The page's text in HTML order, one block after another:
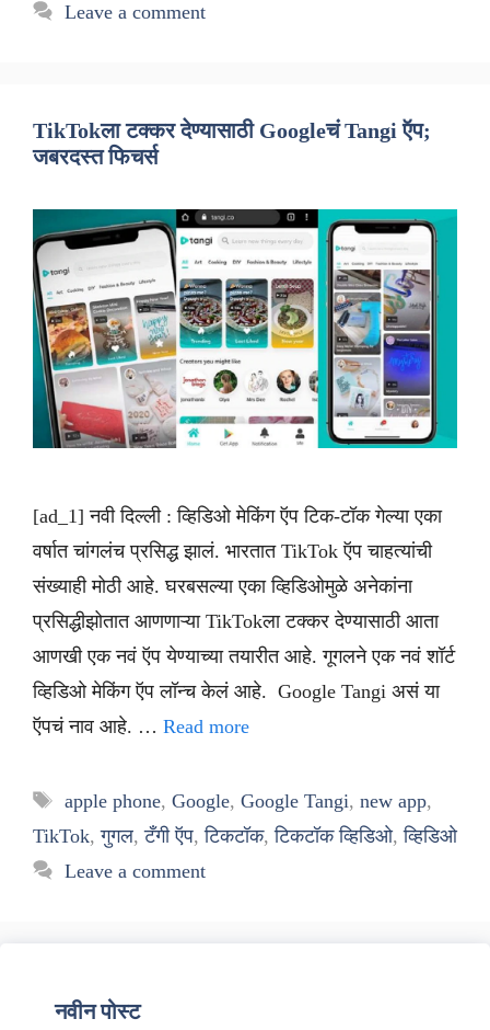
Leave a comment
TikTokला टक्कर देण्यासाठी Googleचं Tangi ऍप;
जबरदस्त फिचर्स
[ad_1] नवी दिल्ली : व्हिडिओ मेकिंग ऍप टिक-टॉक गेल्या एका
वर्षात चांगलंच प्रसिद्ध झालं. भारतात TikTok ऍप चाहत्यांची
संख्याही मोठी आहे. घरबसल्या एका व्हिडिओमुळे अनेकांना
प्रसिद्धीझोतात आणणाऱ्या TikTokला टक्कर देण्यासाठी आता
आणखी एक नवं ऍप येण्याच्या तयारीत आहे. गूगलने एक नवं शॉर्ट
व्हिडिओ मेकिंग ऍप लॉन्च केलं आहे. Google Tangi असं या
ऍपचं नाव आहे. … Read more
Tags
apple phone, Google, Google Tangi, new app,
TikTok,गुगल,टँगी ऍप,टिकटॉक,टिकटॉक व्हिडिओ,व्हिडिओ
Leave a comment
नवीन पोस्ट